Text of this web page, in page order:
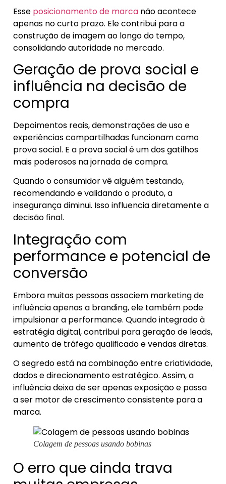
Esse posicionamento de marca não acontece
apenas no curto prazo. Ele contribui para a
construção de imagem ao longo do tempo,
consolidando autoridade no mercado.
Geração de prova social e
influência na decisão de
compra
Depoimentos reais, demonstrações de uso e
experiências compartilhadas funcionam como
prova social. E a prova social é um dos gatilhos
mais poderosos na jornada de compra.
Quando o consumidor vê alguém testando,
recomendando e validando o produto, a
insegurança diminui. Isso influencia diretamente a
decisão final.
Integração com
performance e potencial de
conversão
Embora muitas pessoas associem marketing de
influência apenas a branding, ele também pode
impulsionar a performance. Quando integrado à
estratégia digital, contribui para geração de leads,
aumento de tráfego qualificado e vendas diretas.
O segredo está na combinação entre criatividade,
dados e direcionamento estratégico. Assim, a
influência deixa de ser apenas exposição e passa
a ser motor de crescimento consistente para a
marca.
Colagem de pessoas usando bobinas
O erro que ainda trava